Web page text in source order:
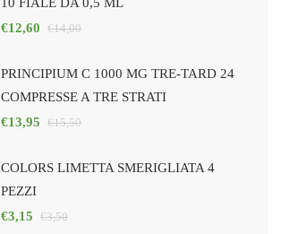
€12,60 €14,00
PRINCIPIUM C 1000 MG TRE-TARD 24
COMPRESSE A TRE STRATI
€13,95 €15,50
COLORS LIMETTA SMERIGLIATA 4
PEZZI
€3,15 €3,50